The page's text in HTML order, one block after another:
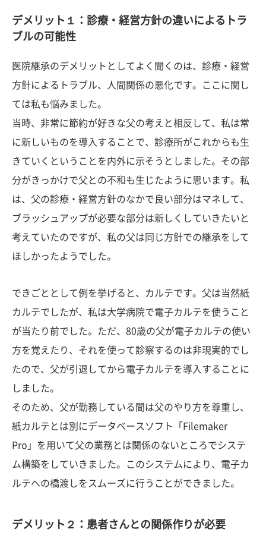
デメリット１：診療・経営方針の違いによるトラ
ブルの可能性
医院継承のデメリットとしてよく聞くのは、診療・経営
方針によるトラブル、人間関係の悪化です。ここに関し
ては私も悩みました。
当時、非常に節約が好きな父の考えと相反して、私は常
に新しいものを導入することで、診療所がこれからも生
きていくということを内外に示そうとしました。その部
分がきっかけで父との不和も生じたように思います。私
は、父の診療・経営方針のなかで良い部分はマネして、
ブラッシュアップが必要な部分は新しくしていきたいと
考えていたのですが、私の父は同じ方針での継承をして
ほしかったようでした。
できごととして例を挙げると、カルテです。父は当然紙
カルテでしたが、私は大学病院で電子カルテを使うこと
が当たり前でした。ただ、80歳の父が電子カルテの使い
方を覚えたり、それを使って診察するのは非現実的でし
たので、父が引退してから電子カルテを導入することに
しました。
そのため、父が勤務している間は父のやり方を尊重し、
紙カルテとは別にデータベースソフト「Filemaker
Pro」を用いて父の業務とは関係のないところでシステ
ム構築をしていきました。このシステムにより、電子カ
ルテへの橋渡しをスムーズに行うことができました。
デメリット２：患者さんとの関係作りが必要